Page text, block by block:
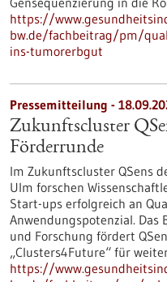
https://
bw.de/fachbeitrag/pm/
ins-tumorerbgut
Pressemitteilung -
Zukunftscluster
Förderrunde
Im Zukunftscluster QSens
Ulm forschen
Start-ups erfolgreich an
Anwendungspotenzial.
und Forschung fördert
„Clusters4Future“ für
https://